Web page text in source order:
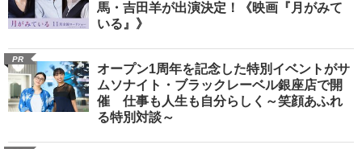
馬・吉田羊が出演決定！《映画『月がみて
いる』》
PR
オープン1周年を記念した特別イベントがサ
ムソナイト・ブラックレーベル銀座店で開
催 仕事も人生も自分らしく～笑顔あふれ
る特別対談～